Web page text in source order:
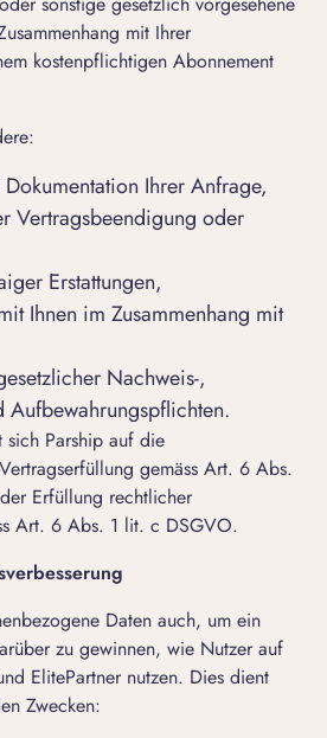
mit Ihrer
kostenpflichtigen Abonnement
Ihrer Anfrage,
Vertragsbeendigung oder
Erstattungen,
Ihnen im Zusammenhang mit
Nachweis-,
Aufbewahrungspflichten.
sich Parship auf die
gemäss Art. 6 Abs.
Erfüllung rechtlicher
Art. 6 Abs. 1 lit. c DSGVO.
Daten auch, um ein
zu gewinnen, wie Nutzer auf
ElitePartner nutzen. Dies dient
Zwecken: